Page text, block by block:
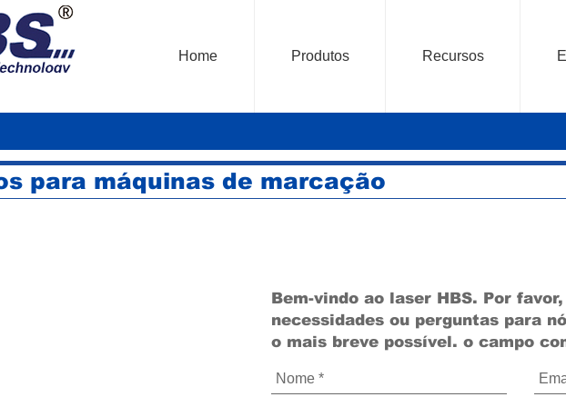
Home Produtos Recursos
para máquinas de marcação
Bem-vindo ao laser HBS. Por
necessidades ou perguntas para
o mais breve possível. o campo